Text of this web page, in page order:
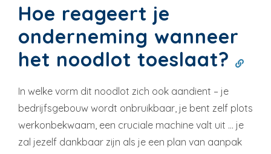
Hoe reageert je
onderneming wanneer
het noodlot toeslaat?
In welke vorm dit noodlot zich ook aandient – je
bedrijfsgebouw wordt onbruikbaar, je bent zelf plots
werkonbekwaam, een cruciale machine valt uit … je
zal jezelf dankbaar zijn als je een plan van aanpak